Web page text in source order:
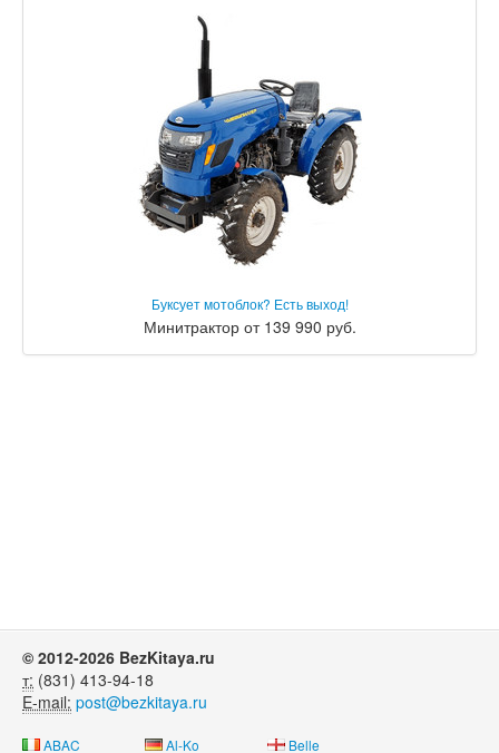
Буксует мотоблок? Есть выход!
Минитрактор от 139 990 руб.
© 2012-2026 BezKitaya.ru
т: (831) 413-94-18
E-mail: post@bezkitaya.ru
ABAC Al-Ko Belle